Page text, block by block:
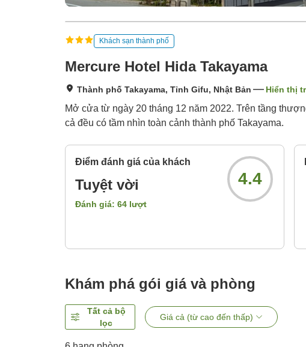
Khách sạn thành phố
Mercure Hotel Hida Takayama
Thành phố Takayama, Tỉnh Gifu, Nhật Bản Hiển thị
Mở cửa từ ngày 20 tháng 12 năm 2022. Trên tầng
cả đều có tầm nhìn toàn cảnh thành phố Takayama.
Điểm đánh giá của khách
Tuyệt vời
Đánh giá: 64 lượt
4.4
Khám phá gói giá và phòng
Tất cả bộ
lọc
Giá cả (từ cao đến thấp)